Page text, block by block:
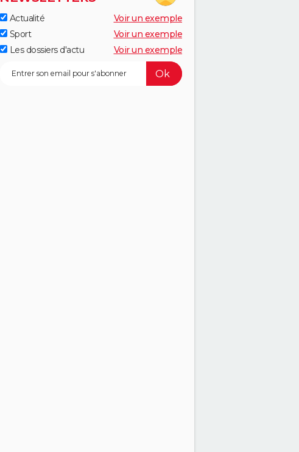
Actualité
Voir un exemple
Sport
Voir un exemple
Les dossiers d'actu
Voir un exemple